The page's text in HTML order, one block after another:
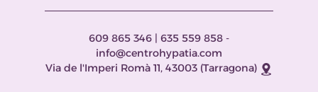
609 865 346 635 559 858 -
info@centrohypatia.com
Via de l'Imperi Romà 11, 43003 (Tarragona)